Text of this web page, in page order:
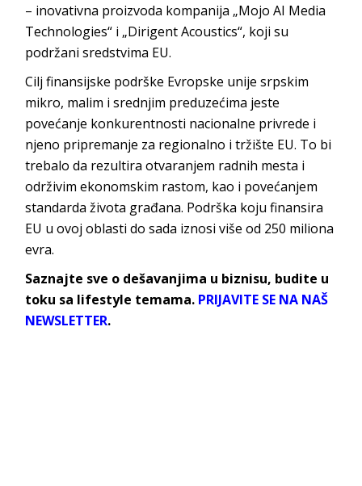
– inovativna proizvoda kompanija „Mojo AI Media
Technologies“ i „Dirigent Acoustics“, koji su
podržani sredstvima EU.
Cilj finansijske podrške Evropske unije srpskim
mikro, malim i srednjim preduzećima jeste
povećanje konkurentnosti nacionalne privrede i
njeno pripremanje za regionalno i tržište EU. To bi
trebalo da rezultira otvaranjem radnih mesta i
održivim ekonomskim rastom, kao i povećanjem
standarda života građana. Podrška koju finansira
EU u ovoj oblasti do sada iznosi više od 250 miliona
evra.
Saznajte sve o dešavanjima u biznisu, budite u
toku sa lifestyle temama. PRIJAVITE SE NA NAŠ
NEWSLETTER.